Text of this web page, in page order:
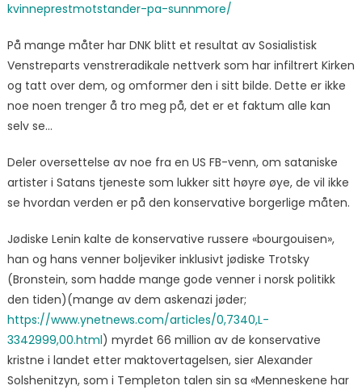
kvinneprestmotstander-pa-sunnmore/
På mange måter har DNK blitt et resultat av Sosialistisk
Venstreparts venstreradikale nettverk som har infiltrert Kirken
og tatt over dem, og omformer den i sitt bilde. Dette er ikke
noe noen trenger å tro meg på, det er et faktum alle kan
selv se…
Deler oversettelse av noe fra en US FB-venn, om sataniske
artister i Satans tjeneste som lukker sitt høyre øye, de vil ikke
se hvordan verden er på den konservative borgerlige måten.
Jødiske Lenin kalte de konservative russere «bourgouisen»,
han og hans venner boljeviker inklusivt jødiske Trotsky
(Bronstein, som hadde mange gode venner i norsk politikk
den tiden)(mange av dem askenazi jøder;
https://www.ynetnews.com/articles/0,7340,L-
3342999,00.html) myrdet 66 million av de konservative
kristne i landet etter maktovertagelsen, sier Alexander
Solshenitzyn, som i Templeton talen sin sa «Menneskene har